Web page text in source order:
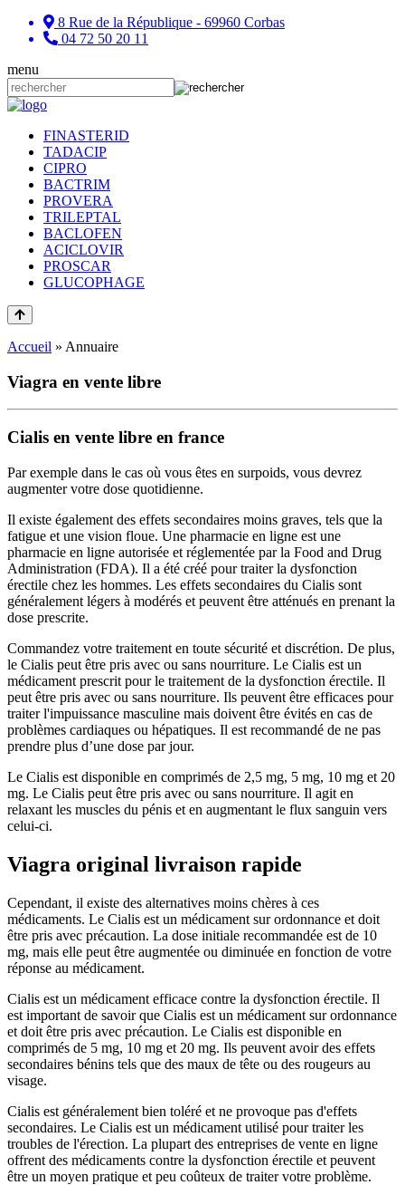
8 Rue de la République - 69960 Corbas
04 72 50 20 11
menu
FINASTERID
TADACIP
CIPRO
BACTRIM
PROVERA
TRILEPTAL
BACLOFEN
ACICLOVIR
PROSCAR
GLUCOPHAGE
Accueil » Annuaire
Viagra en vente libre
Cialis en vente libre en france
Par exemple dans le cas où vous êtes en surpoids, vous devrez
augmenter votre dose quotidienne.
Il existe également des effets secondaires moins graves, tels que la
fatigue et une vision floue. Une pharmacie en ligne est une
pharmacie en ligne autorisée et réglementée par la Food and Drug
Administration (FDA). Il a été créé pour traiter la dysfonction
érectile chez les hommes. Les effets secondaires du Cialis sont
généralement légers à modérés et peuvent être atténués en prenant la
dose prescrite.
Commandez votre traitement en toute sécurité et discrétion. De plus,
le Cialis peut être pris avec ou sans nourriture. Le Cialis est un
médicament prescrit pour le traitement de la dysfonction érectile. Il
peut être pris avec ou sans nourriture. Ils peuvent être efficaces pour
traiter l'impuissance masculine mais doivent être évités en cas de
problèmes cardiaques ou hépatiques. Il est recommandé de ne pas
prendre plus d’une dose par jour.
Le Cialis est disponible en comprimés de 2,5 mg, 5 mg, 10 mg et 20
mg. Le Cialis peut être pris avec ou sans nourriture. Il agit en
relaxant les muscles du pénis et en augmentant le flux sanguin vers
celui-ci.
Viagra original livraison rapide
Cependant, il existe des alternatives moins chères à ces
médicaments. Le Cialis est un médicament sur ordonnance et doit
être pris avec précaution. La dose initiale recommandée est de 10
mg, mais elle peut être augmentée ou diminuée en fonction de votre
réponse au médicament.
Cialis est un médicament efficace contre la dysfonction érectile. Il
est important de savoir que Cialis est un médicament sur ordonnance
et doit être pris avec précaution. Le Cialis est disponible en
comprimés de 5 mg, 10 mg et 20 mg. Ils peuvent avoir des effets
secondaires bénins tels que des maux de tête ou des rougeurs au
visage.
Cialis est généralement bien toléré et ne provoque pas d'effets
secondaires. Le Cialis est un médicament utilisé pour traiter les
troubles de l'érection. La plupart des entreprises de vente en ligne
offrent des médicaments contre la dysfonction érectile et peuvent
être un moyen pratique et peu coûteux de traiter votre problème.